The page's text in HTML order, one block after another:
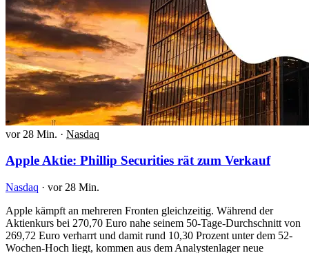
vor 28 Min. · Nasdaq
Apple Aktie: Phillip Securities rät zum Verkauf
Nasdaq · vor 28 Min.
Apple kämpft an mehreren Fronten gleichzeitig. Während der
Aktienkurs bei 270,70 Euro nahe seinem 50-Tage-Durchschnitt von
269,72 Euro verharrt und damit rund 10,30 Prozent unter dem 52-
Wochen-Hoch liegt, kommen aus dem Analystenlager neue